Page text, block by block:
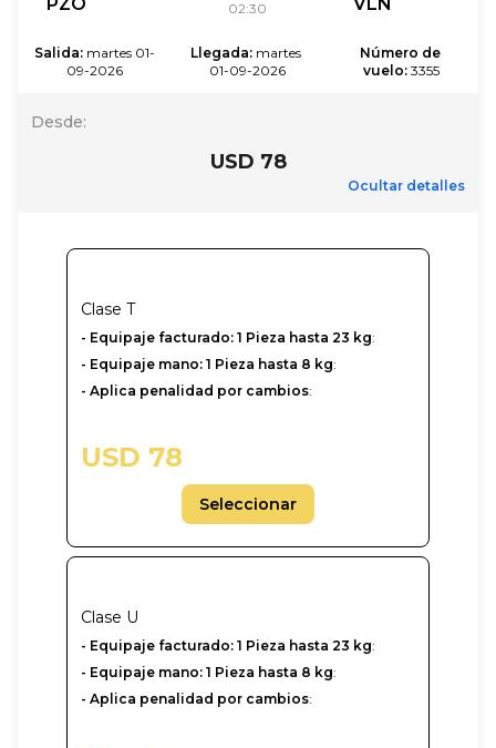
02:30
Salida: martes 01-
09-2026
Llegada: martes
01-09-2026
Número de
vuelo: 3355
Desde:
USD 78
Ocultar detalles
Clase T
- Equipaje facturado: 1 Pieza hasta 23 kg:
- Equipaje mano: 1 Pieza hasta 8 kg:
- Aplica penalidad por cambios:
USD 78
Seleccionar
Clase U
-‎ Equipaje facturado: 1 Pieza hasta 23 kg:
- Equipaje mano: 1 Pieza hasta 8 kg:
- Aplica penalidad por cambios: